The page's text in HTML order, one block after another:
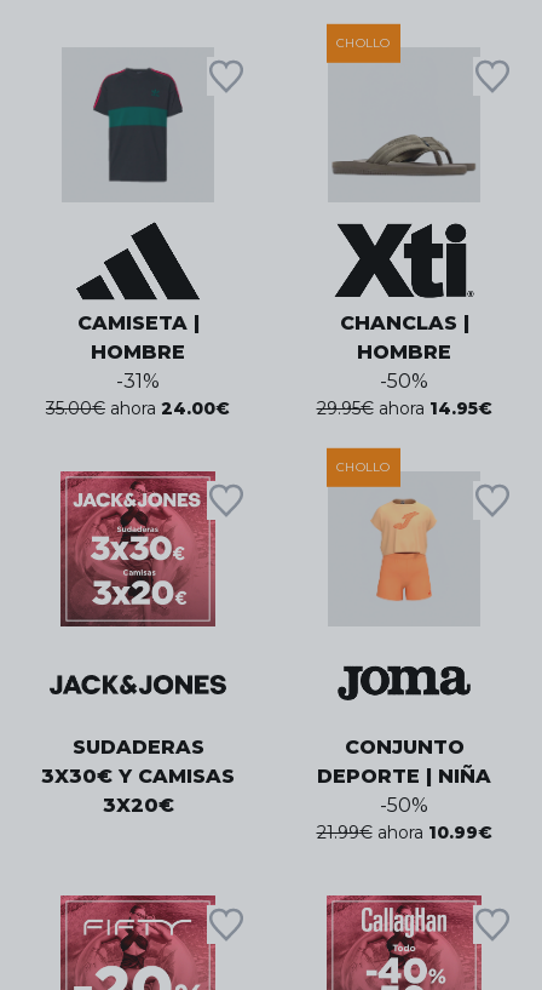
CAMISETA |
HOMBRE
-31%
35.00€ ahora 24.00€
CHOLLO
CHANCLAS |
HOMBRE
-50%
29.95€ ahora 14.95€
SUDADERAS
3X30€ Y CAMISAS
3X20€
CHOLLO
CONJUNTO
DEPORTE | NIÑA
-50%
21.99€ ahora 10.99€